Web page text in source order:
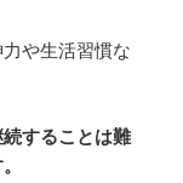
や生活習慣な
することは難